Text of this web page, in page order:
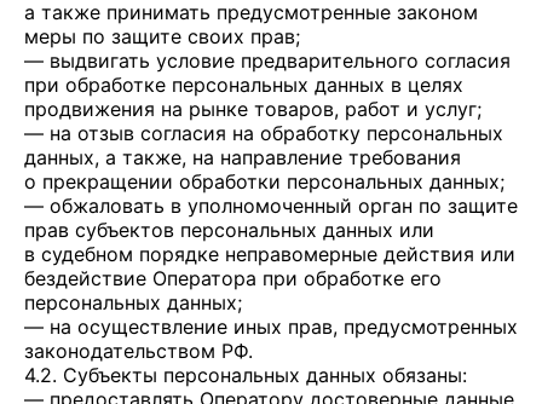
а также принимать предусмотренные законом
меры по защите своих прав;
— выдвигать условие предварительного согласия
при обработке персональных данных в целях
продвижения на рынке товаров, работ и услуг;
— на отзыв согласия на обработку персональных
данных, а также, на направление требования
о прекращении обработки персональных данных;
— обжаловать в уполномоченный орган по защите
прав субъектов персональных данных или
в судебном порядке неправомерные действия или
бездействие Оператора при обработке его
персональных данных;
— на осуществление иных прав, предусмотренных
законодательством РФ.
4.2. Субъекты персональных данных обязаны:
— предоставлять Оператору достоверные данные